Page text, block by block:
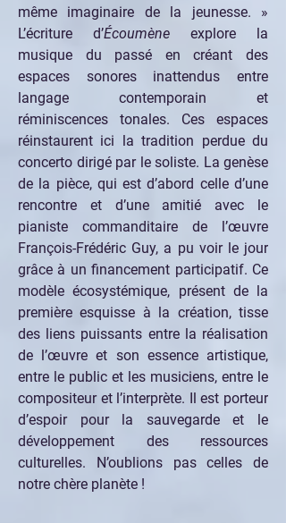
même imaginaire de la jeunesse. »
L’écriture d’Écoumène explore la
musique du passé en créant des
espaces sonores inattendus entre
langage contemporain et
réminiscences tonales. Ces espaces
réinstaurent ici la tradition perdue du
concerto dirigé par le soliste. La genèse
de la pièce, qui est d’abord celle d’une
rencontre et d’une amitié avec le
pianiste commanditaire de l’œuvre
François-Frédéric Guy, a pu voir le jour
grâce à un financement participatif. Ce
modèle écosystémique, présent de la
première esquisse à la création, tisse
des liens puissants entre la réalisation
de l’œuvre et son essence artistique,
entre le public et les musiciens, entre le
compositeur et l’interprète. Il est porteur
d’espoir pour la sauvegarde et le
développement des ressources
culturelles. N’oublions pas celles de
notre chère planète !